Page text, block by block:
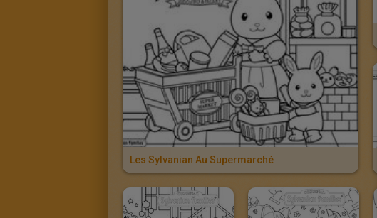
Les Sylvanian Au Supermarché